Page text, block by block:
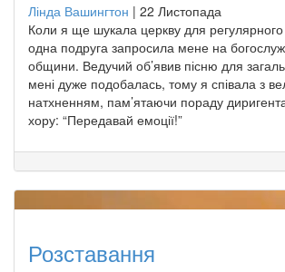
Лінда Вашингтон | 22 Листопада
Коли я ще шукала церкву для регулярного
одна подруга запросила мене на
общини. Ведучий об’явив пісню для
мені дуже подобалась, тому я співала з
натхненням, пам’ятаючи пораду
хору: “Передавай емоції!”
Розставання